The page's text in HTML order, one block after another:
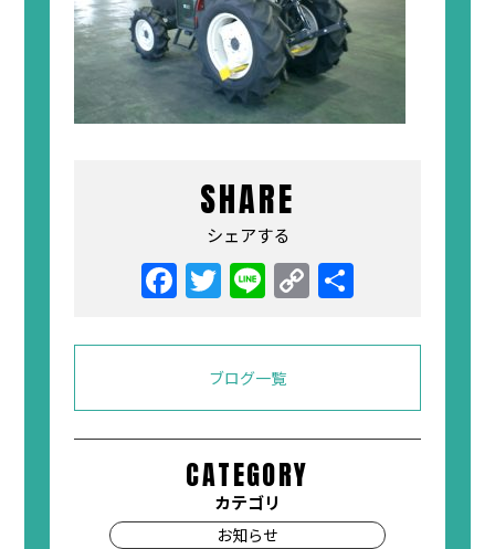
SHARE
シェアする
Facebook
Twitter
LineCopy
ブログ一覧
CATEGORY
カテゴリ
お知らせ